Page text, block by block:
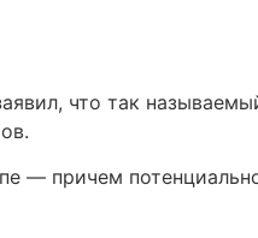
что так
— причем